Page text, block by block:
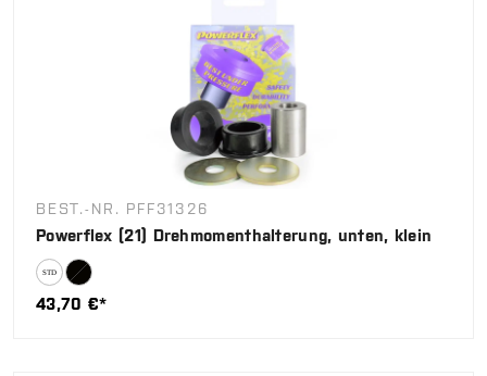
BEST.-NR. PFF31326
Powerflex (21) Drehmomenthalterung, unten, klein
43,70 €*